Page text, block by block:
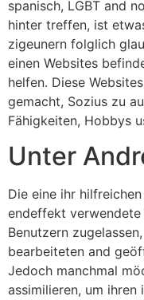
spanisch, LGBT and
hinter treffen, ist
zigeunern folglich
einen Websites
helfen. Diese
gemacht, Sozius zu
Fähigkeiten, Hobbys
Unter
Die eine ihr
endeffekt
Benutzern
bearbeiteten and
Jedoch manchmal
assimilieren, um